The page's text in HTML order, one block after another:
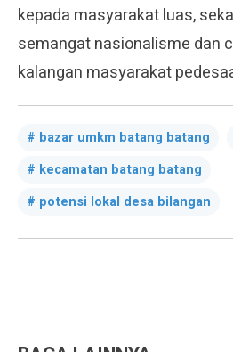
kepada masyarakat luas,
semangat nasionalisme dan
kalangan masyarakat
bazar umkm batang batang
kecamatan batang batang
potensi lokal desa bilangan